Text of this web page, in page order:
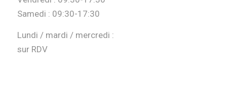
Samedi : 09:30-17:30
Lundi / mardi / mercredi :
sur RDV